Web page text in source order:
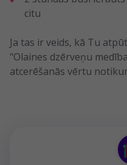
citu
Ja tas ir veids, kā Tu
"Olaines dzērveņu
atcerēšanās vērtu